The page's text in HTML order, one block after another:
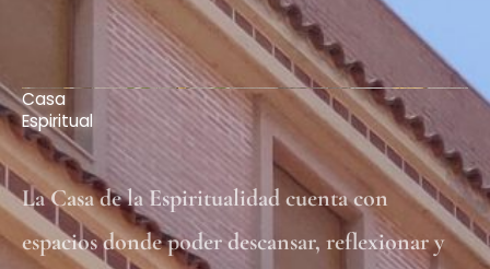
Casa
Espiritual
La Casa de la Espiritualidad cuenta con
espacios donde poder descansar, reflexionar y